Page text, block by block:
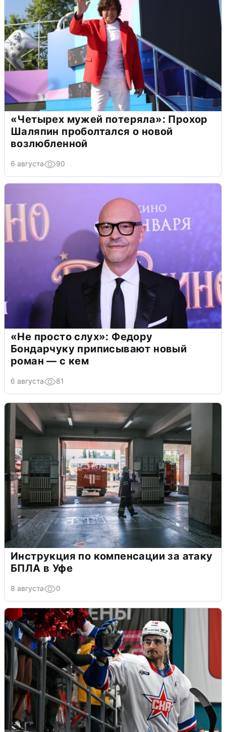
«Четырех мужей потеряла»: Прохор
Шаляпин проболтался о новой
возлюбленной
6 августа 90
«Не просто слух»: Федору
Бондарчуку приписывают новый
роман — с кем
6 августа 81
Инструкция по компенсации за атаку
БПЛА в Уфе
8 августа 0